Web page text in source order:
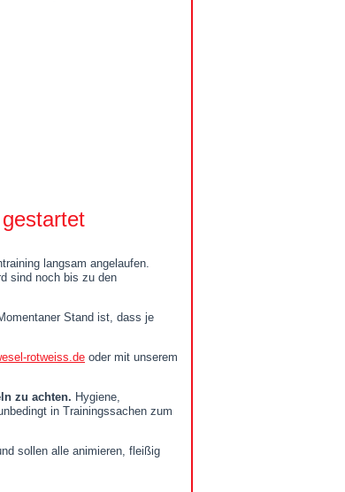
langsam angelaufen.
sind noch bis zu den
Stand ist, dass je
rotweiss.de oder mit unserem
zu achten. Hygiene,
in Trainingssachen zum
sollen alle animieren, fleißig